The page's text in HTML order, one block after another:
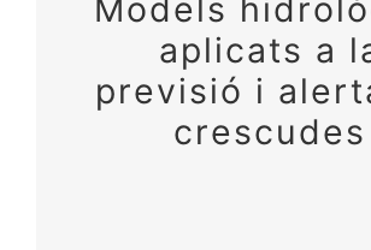
Models
aplicats a
previsió i
crescudes